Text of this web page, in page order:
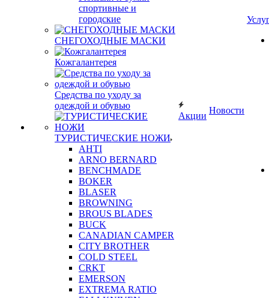
спортивные и
городские
СНЕГОХОДНЫЕ МАСКИ
Кожгалантерея
Средства по уходу за
одеждой и обувью
ТУРИСТИЧЕСКИЕ НОЖИ
AHTI
ARNO BERNARD
BENCHMADE
BOKER
BLASER
BROWNING
BROUS BLADES
BUCK
CANADIAN CAMPER
CITY BROTHER
COLD STEEL
CRKT
EMERSON
EXTREMA RATIO
Акции
Новости